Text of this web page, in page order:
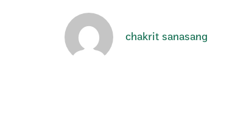
chakrit sanasang